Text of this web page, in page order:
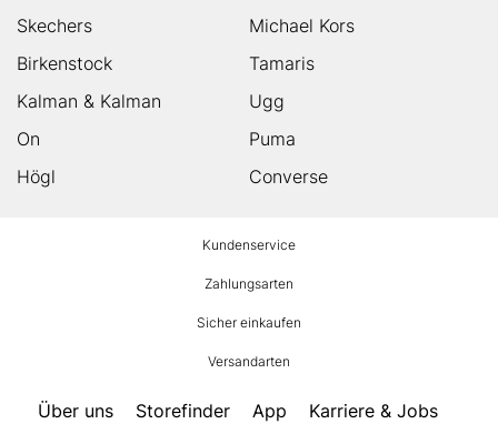
Skechers
Michael Kors
Birkenstock
Tamaris
Kalman & Kalman
Ugg
On
Puma
Högl
Converse
Kundenservice
Zahlungsarten
Sicher einkaufen
Versandarten
Über uns Storefinder App Karriere & Jobs